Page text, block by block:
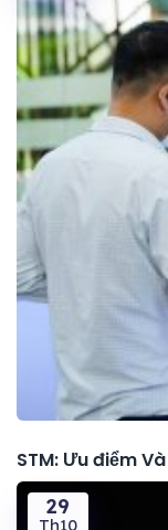
STM: Ưu điểm
29
Th10